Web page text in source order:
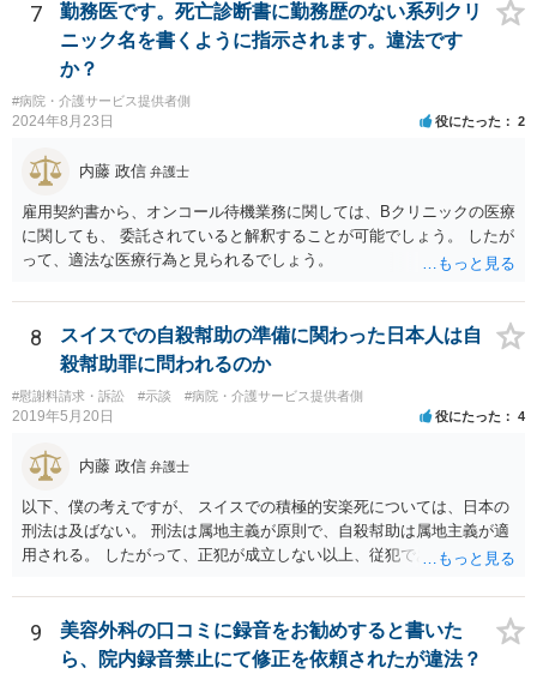
7
勤務医です。死亡診断書に勤務歴のない系列クリ
ニック名を書くように指示されます。違法です
か？
#病院・介護サービス提供者側
2024年8月23日 役にたった 2
内藤 政信 弁護士
雇用契約書から、オンコール待機業務に関しては、Bクリニックの医療
に関しても、 委託されていると解釈することが可能でしょう。 したが
って、適法な医療行為と見られるでしょう。
8
スイスでの自殺幇助の準備に関わった日本人は自
殺幇助罪に問われるのか
#慰謝料請求・訴訟 #示談 #病院・介護サービス提供者側
2019年5月20日 役にたった 4
内藤 政信 弁護士
以下、僕の考えですが、 スイスでの積極的安楽死については、日本の
刑法は及ばない。 刑法は属地主義が原則で、自殺幇助は属地主義が適
用される。 したがって、正犯が成立しない以上、従犯である幇助は成
ることはないでしょう。 ほかに日本で成立するような犯罪はないでし
ょう。 遺灰についてはわかりません。おそらく薬物の検査はあるかも
し れませんが、禁製品にはあたらないでしょう。
9
美容外科の口コミに録音をお勧めすると書いた
ら、院内録音禁止にて修正を依頼されたが違法？